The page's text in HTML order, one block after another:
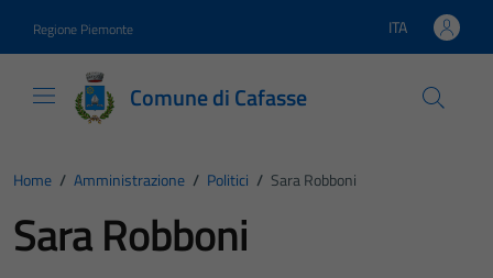
Regione Piemonte Lingua attiva:
ITA
Comune di Cafasse
Home / Amministrazione / Politici / Sara Robboni
Sara Robboni